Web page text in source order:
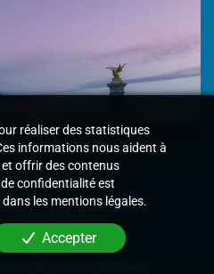
judiciaires et
réaliser des statistiques
informations nous aident à
offrir des contenus
confidentialité est
les mentions légales.
Accepter